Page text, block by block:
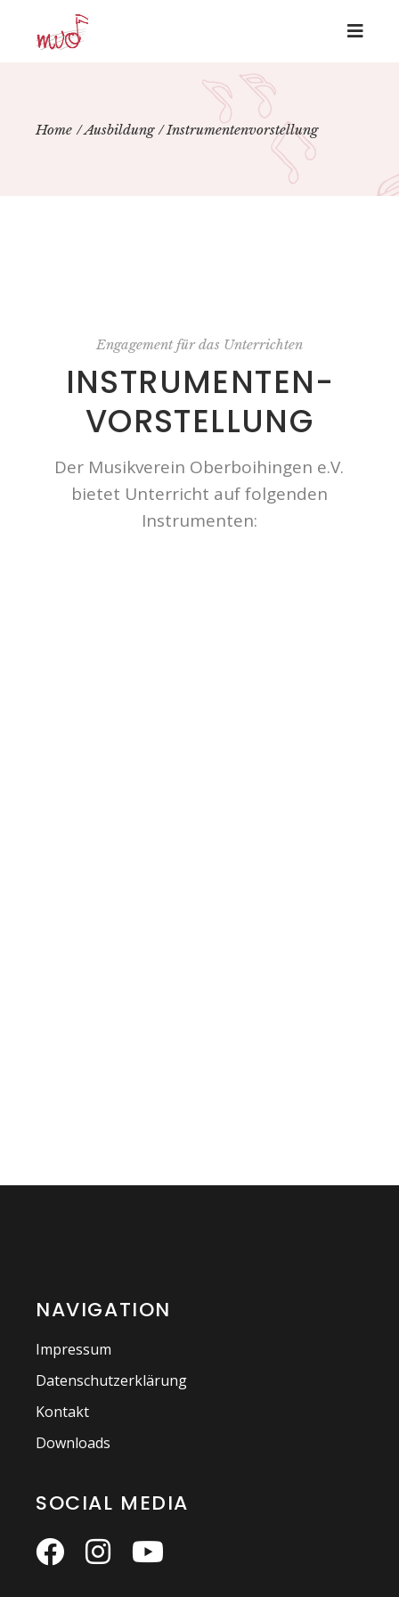
Home Ausbildung Instrumentenvorstellung
Engagement für das Unterrichten
IN­STRU­MEN­TEN­
VOR­STEL­LUNG
Der Musikverein Oberboihingen e.V.
bietet Unterricht auf folgenden
Instrumenten:
NAVIGATION
Impressum
Datenschutzerklärung
Kontakt
Downloads
SOCIAL MEDIA